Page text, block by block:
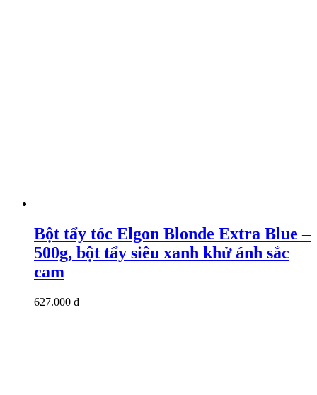
Bột tẩy tóc Elgon Blonde Extra Blue –
500g, bột tẩy siêu xanh khử ánh sắc
cam
627.000 ₫